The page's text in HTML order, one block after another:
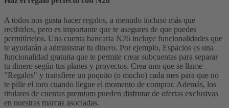
A todos nos gusta hacer regalos, a menudo incluso más que
recibirlos, pero es importante que te asegures de que puedes
permitírtelos. Una cuenta bancaria N26 incluye funcionalidades que
te ayudarán a administrar tu dinero. Por ejemplo, Espacios es una
funcionalidad gratuita que te permite crear subcuentas para separar
tu dinero según tus planes y proyectos. Crea uno que se llame
"Regalos" y transfiere un poquito (o mucho) cada mes para que no
te pille el toro cuando llegue el momento de comprar. Además, los
titulares de cuentas premium pueden disfrutar de ofertas exclusivas
en nuestras marcas asociadas.